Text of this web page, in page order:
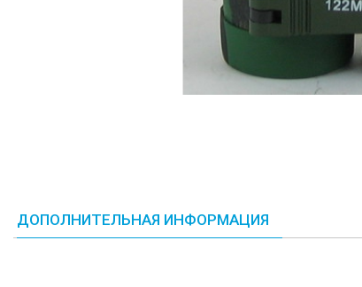
ДОПОЛНИТЕЛЬНАЯ ИНФОРМАЦИЯ